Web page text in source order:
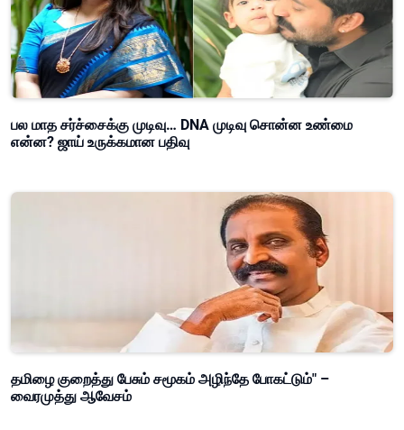
பல மாத சர்ச்சைக்கு முடிவு… DNA முடிவு சொன்ன உண்மை
என்ன? ஜாய் உருக்கமான பதிவு
தமிழை குறைத்து பேசும் சமூகம் அழிந்தே போகட்டும்" –
வைரமுத்து ஆவேசம்